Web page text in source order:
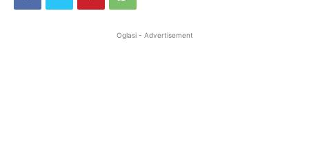
Oglasi - Advertisement